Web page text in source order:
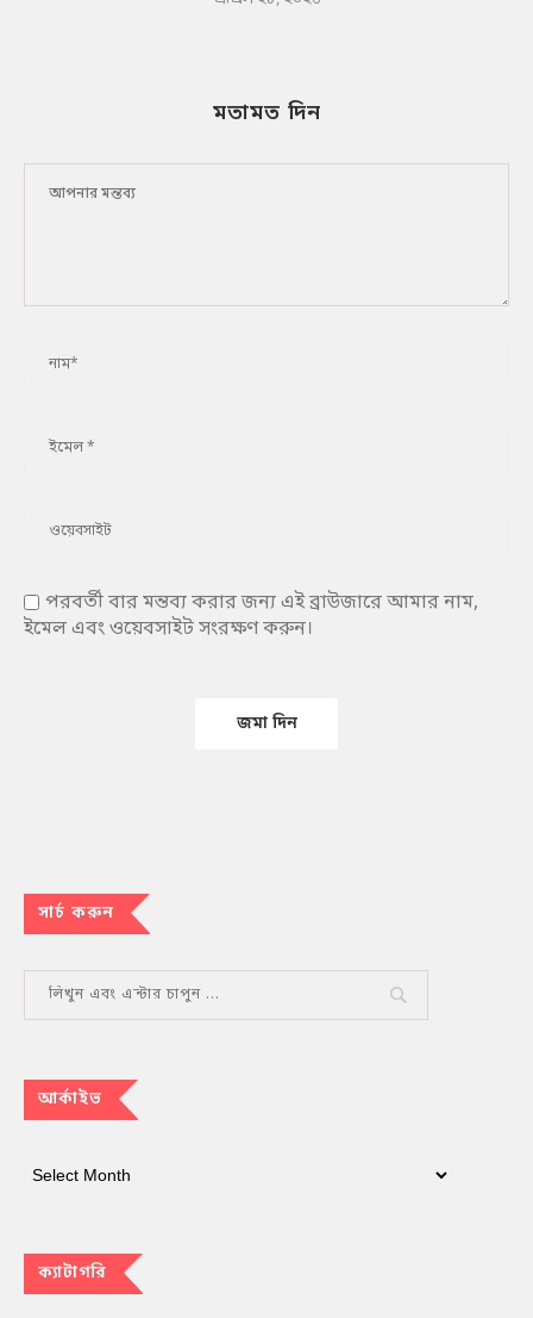
মতামত দিন
পরবর্তী বার মন্তব্য করার জন্য এই ব্রাউজারে আমার নাম,
ইমেল এবং ওয়েবসাইট সংরক্ষণ করুন।
সার্চ করুন
আর্কাইভ
ক্যাটাগরি